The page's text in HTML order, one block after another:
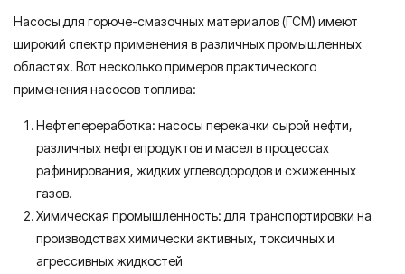
Насосы для горюче-смазочных материалов (ГСМ) имеют
широкий спектр применения в различных промышленных
областях. Вот несколько примеров практического
применения насосов топлива:
Нефтепереработка: насосы перекачки сырой нефти,
различных нефтепродуктов и масел в процессах
рафинирования, жидких углеводородов и сжиженных
газов.
Химическая промышленность: для транспортировки на
производствах химически активных, токсичных и
агрессивных жидкостей